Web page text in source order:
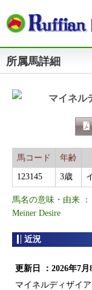
所属馬詳細
マイネル
馬コード 年齢
123145 3歳
馬名の意味・由来
Meiner Desire
近況
更新日 ： 2026年7月
マイネルディザイ
所
リ
自動ログイン